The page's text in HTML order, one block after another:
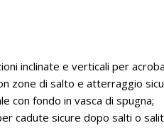
inclinate e verticali per
zone di salto e atterraggio
con fondo in vasca di spugna;
cadute sicure dopo salti o